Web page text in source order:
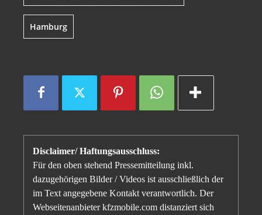
Hamburg
Disclaimer/ Haftungsausschluss:
Für den oben stehend Pressemitteilung inkl.
dazugehörigen Bilder / Videos ist ausschließlich der
im Text angegebene Kontakt verantwortlich. Der
Webseitenanbieter kfzmobile.com distanziert sich